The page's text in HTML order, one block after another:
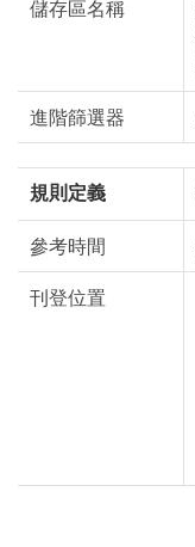
儲存區名稱
進階篩選器
規則定義
參考時間
刊登位置